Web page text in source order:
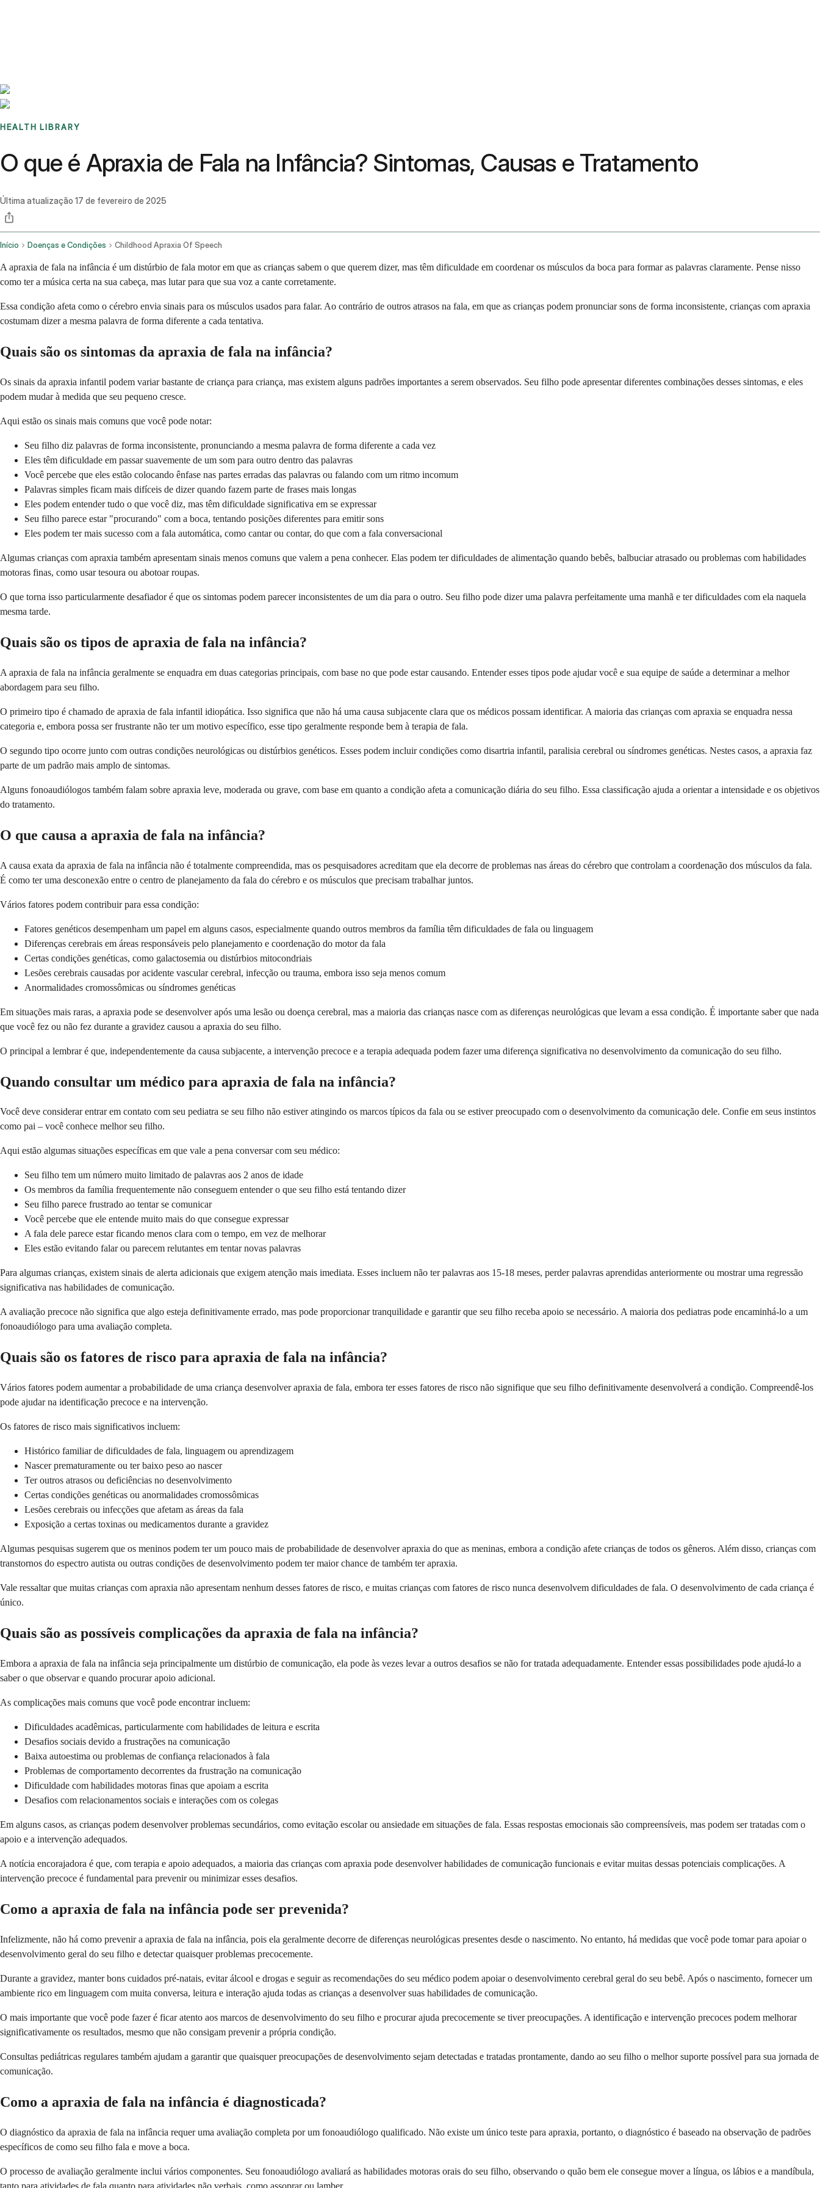
HEALTH LIBRARY
O que é Apraxia de Fala na Infância? Sintomas, Causas e Tratamento
Última atualização 17 de fevereiro de 2025
Início Doenças e Condições Childhood Apraxia Of Speech
A apraxia de fala na infância é um distúrbio de fala motor em que as crianças sabem o que querem dizer, mas têm dificuldade em coordenar os músculos da boca para formar as palavras claramente. Pense nisso
como ter a música certa na sua cabeça, mas lutar para que sua voz a cante corretamente.
Essa condição afeta como o cérebro envia sinais para os músculos usados ​​para falar. Ao contrário de outros atrasos na fala, em que as crianças podem pronunciar sons de forma inconsistente, crianças com apraxia
costumam dizer a mesma palavra de forma diferente a cada tentativa.
Quais são os sintomas da apraxia de fala na infância?
Os sinais da apraxia infantil podem variar bastante de criança para criança, mas existem alguns padrões importantes a serem observados. Seu filho pode apresentar diferentes combinações desses sintomas, e eles
podem mudar à medida que seu pequeno cresce.
Aqui estão os sinais mais comuns que você pode notar:
Seu filho diz palavras de forma inconsistente, pronunciando a mesma palavra de forma diferente a cada vez
Eles têm dificuldade em passar suavemente de um som para outro dentro das palavras
Você percebe que eles estão colocando ênfase nas partes erradas das palavras ou falando com um ritmo incomum
Palavras simples ficam mais difíceis de dizer quando fazem parte de frases mais longas
Eles podem entender tudo o que você diz, mas têm dificuldade significativa em se expressar
Seu filho parece estar "procurando" com a boca, tentando posições diferentes para emitir sons
Eles podem ter mais sucesso com a fala automática, como cantar ou contar, do que com a fala conversacional
Algumas crianças com apraxia também apresentam sinais menos comuns que valem a pena conhecer. Elas podem ter dificuldades de alimentação quando bebês, balbuciar atrasado ou problemas com habilidades
motoras finas, como usar tesoura ou abotoar roupas.
O que torna isso particularmente desafiador é que os sintomas podem parecer inconsistentes de um dia para o outro. Seu filho pode dizer uma palavra perfeitamente uma manhã e ter dificuldades com ela naquela
mesma tarde.
Quais são os tipos de apraxia de fala na infância?
A apraxia de fala na infância geralmente se enquadra em duas categorias principais, com base no que pode estar causando. Entender esses tipos pode ajudar você e sua equipe de saúde a determinar a melhor
abordagem para seu filho.
O primeiro tipo é chamado de apraxia de fala infantil idiopática. Isso significa que não há uma causa subjacente clara que os médicos possam identificar. A maioria das crianças com apraxia se enquadra nessa
categoria e, embora possa ser frustrante não ter um motivo específico, esse tipo geralmente responde bem à terapia de fala.
O segundo tipo ocorre junto com outras condições neurológicas ou distúrbios genéticos. Esses podem incluir condições como disartria infantil, paralisia cerebral ou síndromes genéticas. Nestes casos, a apraxia faz
parte de um padrão mais amplo de sintomas.
Alguns fonoaudiólogos também falam sobre apraxia leve, moderada ou grave, com base em quanto a condição afeta a comunicação diária do seu filho. Essa classificação ajuda a orientar a intensidade e os objetivos
do tratamento.
O que causa a apraxia de fala na infância?
A causa exata da apraxia de fala na infância não é totalmente compreendida, mas os pesquisadores acreditam que ela decorre de problemas nas áreas do cérebro que controlam a coordenação dos músculos da fala.
É como ter uma desconexão entre o centro de planejamento da fala do cérebro e os músculos que precisam trabalhar juntos.
Vários fatores podem contribuir para essa condição:
Fatores genéticos desempenham um papel em alguns casos, especialmente quando outros membros da família têm dificuldades de fala ou linguagem
Diferenças cerebrais em áreas responsáveis ​​pelo planejamento e coordenação do motor da fala
Certas condições genéticas, como galactosemia ou distúrbios mitocondriais
Lesões cerebrais causadas por acidente vascular cerebral, infecção ou trauma, embora isso seja menos comum
Anormalidades cromossômicas ou síndromes genéticas
Em situações mais raras, a apraxia pode se desenvolver após uma lesão ou doença cerebral, mas a maioria das crianças nasce com as diferenças neurológicas que levam a essa condição. É importante saber que nada
que você fez ou não fez durante a gravidez causou a apraxia do seu filho.
O principal a lembrar é que, independentemente da causa subjacente, a intervenção precoce e a terapia adequada podem fazer uma diferença significativa no desenvolvimento da comunicação do seu filho.
Quando consultar um médico para apraxia de fala na infância?
Você deve considerar entrar em contato com seu pediatra se seu filho não estiver atingindo os marcos típicos da fala ou se estiver preocupado com o desenvolvimento da comunicação dele. Confie em seus instintos
como pai – você conhece melhor seu filho.
Aqui estão algumas situações específicas em que vale a pena conversar com seu médico:
Seu filho tem um número muito limitado de palavras aos 2 anos de idade
Os membros da família frequentemente não conseguem entender o que seu filho está tentando dizer
Seu filho parece frustrado ao tentar se comunicar
Você percebe que ele entende muito mais do que consegue expressar
A fala dele parece estar ficando menos clara com o tempo, em vez de melhorar
Eles estão evitando falar ou parecem relutantes em tentar novas palavras
Para algumas crianças, existem sinais de alerta adicionais que exigem atenção mais imediata. Esses incluem não ter palavras aos 15-18 meses, perder palavras aprendidas anteriormente ou mostrar uma regressão
significativa nas habilidades de comunicação.
A avaliação precoce não significa que algo esteja definitivamente errado, mas pode proporcionar tranquilidade e garantir que seu filho receba apoio se necessário. A maioria dos pediatras pode encaminhá-lo a um
fonoaudiólogo para uma avaliação completa.
Quais são os fatores de risco para apraxia de fala na infância?
Vários fatores podem aumentar a probabilidade de uma criança desenvolver apraxia de fala, embora ter esses fatores de risco não signifique que seu filho definitivamente desenvolverá a condição. Compreendê-los
pode ajudar na identificação precoce e na intervenção.
Os fatores de risco mais significativos incluem:
Histórico familiar de dificuldades de fala, linguagem ou aprendizagem
Nascer prematuramente ou ter baixo peso ao nascer
Ter outros atrasos ou deficiências no desenvolvimento
Certas condições genéticas ou anormalidades cromossômicas
Lesões cerebrais ou infecções que afetam as áreas da fala
Exposição a certas toxinas ou medicamentos durante a gravidez
Algumas pesquisas sugerem que os meninos podem ter um pouco mais de probabilidade de desenvolver apraxia do que as meninas, embora a condição afete crianças de todos os gêneros. Além disso, crianças com
transtornos do espectro autista ou outras condições de desenvolvimento podem ter maior chance de também ter apraxia.
Vale ressaltar que muitas crianças com apraxia não apresentam nenhum desses fatores de risco, e muitas crianças com fatores de risco nunca desenvolvem dificuldades de fala. O desenvolvimento de cada criança é
único.
Quais são as possíveis complicações da apraxia de fala na infância?
Embora a apraxia de fala na infância seja principalmente um distúrbio de comunicação, ela pode às vezes levar a outros desafios se não for tratada adequadamente. Entender essas possibilidades pode ajudá-lo a
saber o que observar e quando procurar apoio adicional.
As complicações mais comuns que você pode encontrar incluem:
Dificuldades acadêmicas, particularmente com habilidades de leitura e escrita
Desafios sociais devido a frustrações na comunicação
Baixa autoestima ou problemas de confiança relacionados à fala
Problemas de comportamento decorrentes da frustração na comunicação
Dificuldade com habilidades motoras finas que apoiam a escrita
Desafios com relacionamentos sociais e interações com os colegas
Em alguns casos, as crianças podem desenvolver problemas secundários, como evitação escolar ou ansiedade em situações de fala. Essas respostas emocionais são compreensíveis, mas podem ser tratadas com o
apoio e a intervenção adequados.
A notícia encorajadora é que, com terapia e apoio adequados, a maioria das crianças com apraxia pode desenvolver habilidades de comunicação funcionais e evitar muitas dessas potenciais complicações. A
intervenção precoce é fundamental para prevenir ou minimizar esses desafios.
Como a apraxia de fala na infância pode ser prevenida?
Infelizmente, não há como prevenir a apraxia de fala na infância, pois ela geralmente decorre de diferenças neurológicas presentes desde o nascimento. No entanto, há medidas que você pode tomar para apoiar o
desenvolvimento geral do seu filho e detectar quaisquer problemas precocemente.
Durante a gravidez, manter bons cuidados pré-natais, evitar álcool e drogas e seguir as recomendações do seu médico podem apoiar o desenvolvimento cerebral geral do seu bebê. Após o nascimento, fornecer um
ambiente rico em linguagem com muita conversa, leitura e interação ajuda todas as crianças a desenvolver suas habilidades de comunicação.
O mais importante que você pode fazer é ficar atento aos marcos de desenvolvimento do seu filho e procurar ajuda precocemente se tiver preocupações. A identificação e intervenção precoces podem melhorar
significativamente os resultados, mesmo que não consigam prevenir a própria condição.
Consultas pediátricas regulares também ajudam a garantir que quaisquer preocupações de desenvolvimento sejam detectadas e tratadas prontamente, dando ao seu filho o melhor suporte possível para sua jornada de
comunicação.
Como a apraxia de fala na infância é diagnosticada?
O diagnóstico da apraxia de fala na infância requer uma avaliação completa por um fonoaudiólogo qualificado. Não existe um único teste para apraxia, portanto, o diagnóstico é baseado na observação de padrões
específicos de como seu filho fala e move a boca.
O processo de avaliação geralmente inclui vários componentes. Seu fonoaudiólogo avaliará as habilidades motoras orais do seu filho, observando o quão bem ele consegue mover a língua, os lábios e a mandíbula,
tanto para atividades de fala quanto para atividades não verbais, como assoprar ou lamber.